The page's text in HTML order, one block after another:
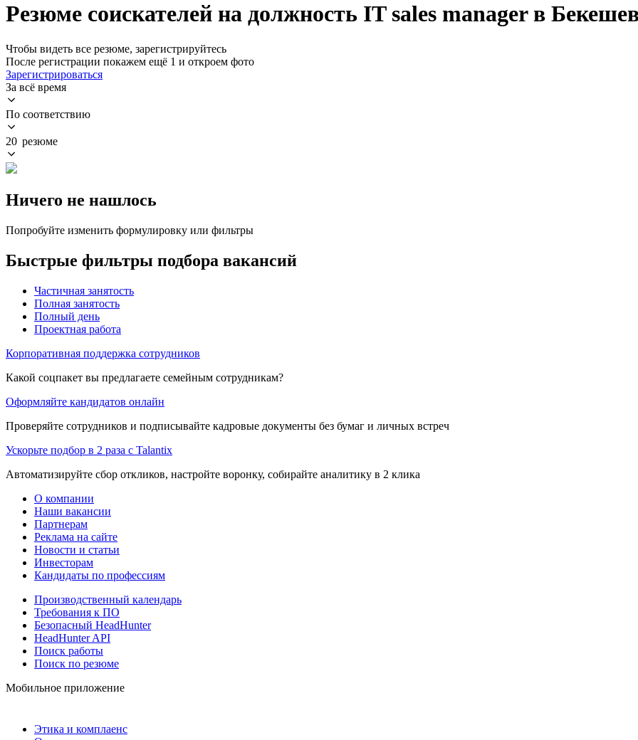
Резюме соискателей на должность IT sales manager в
Чтобы видеть все резюме, зарегистрируйтесь
После регистрации покажем ещё 1 и откроем фото
Зарегистрироваться
За всё время
По соответствию
20 резюме
Ничего не нашлось
Попробуйте изменить формулировку или фильтры
Быстрые фильтры подбора вакансий
Частичная занятость
Полная занятость
Полный день
Проектная работа
Корпоративная поддержка сотрудников
Какой соцпакет вы предлагаете семейным сотрудникам?
Оформляйте кандидатов онлайн
Проверяйте сотрудников и подписывайте кадровые документы без бумаг и личных встреч
Ускорьте подбор в 2 раза с Talantix
Автоматизируйте сбор откликов, настройте воронку, собирайте аналитику в 2 клика
О компании
Наши вакансии
Партнерам
Реклама на сайте
Новости и статьи
Инвесторам
Кандидаты по профессиям
Производственный календарь
Требования к ПО
Безопасный HeadHunter
HeadHunter API
Поиск работы
Поиск по резюме
Мобильное приложение
Этика и комплаенс